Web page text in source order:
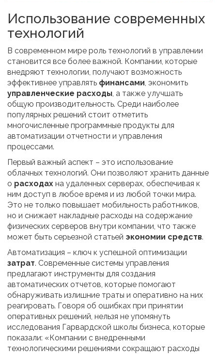
Использование современных
технологий
В современном мире роль технологий в управлении
становится все более важной. Компании, которые
внедряют технологии, получают возможность
эффективнее управлять финансами, экономить
управленческие расходы, а также улучшать
общую производительность. Среди наиболее
популярных решений стоит отметить
многочисленные программные продукты для
автоматизации отчетности и управления
процессами.
Первый важный аспект – это использование
облачных технологий. Они позволяют хранить данные
о расходах на удаленных серверах, обеспечивая к
ним доступ в любое время и из любой точки мира.
Это не только повышает мобильность работников,
но и снижает накладные расходы на содержание
физических серверов внутри компании, что также
может быть серьезной статьей экономии средств.
Автоматизация – ключ к успешной оптимизации
затрат. Современные системы управления
предлагают инструменты для создания
автоматических отчетов, которые помогают
обнаруживать излишние траты и оперативно на них
реагировать. Говоря об ошибках при принятии
оперативных решений, нельзя не упомянуть
исследования Гарвардской школы бизнеса, которые
показали: «Компании с внедренными
технологическими решениями сокращают расходы